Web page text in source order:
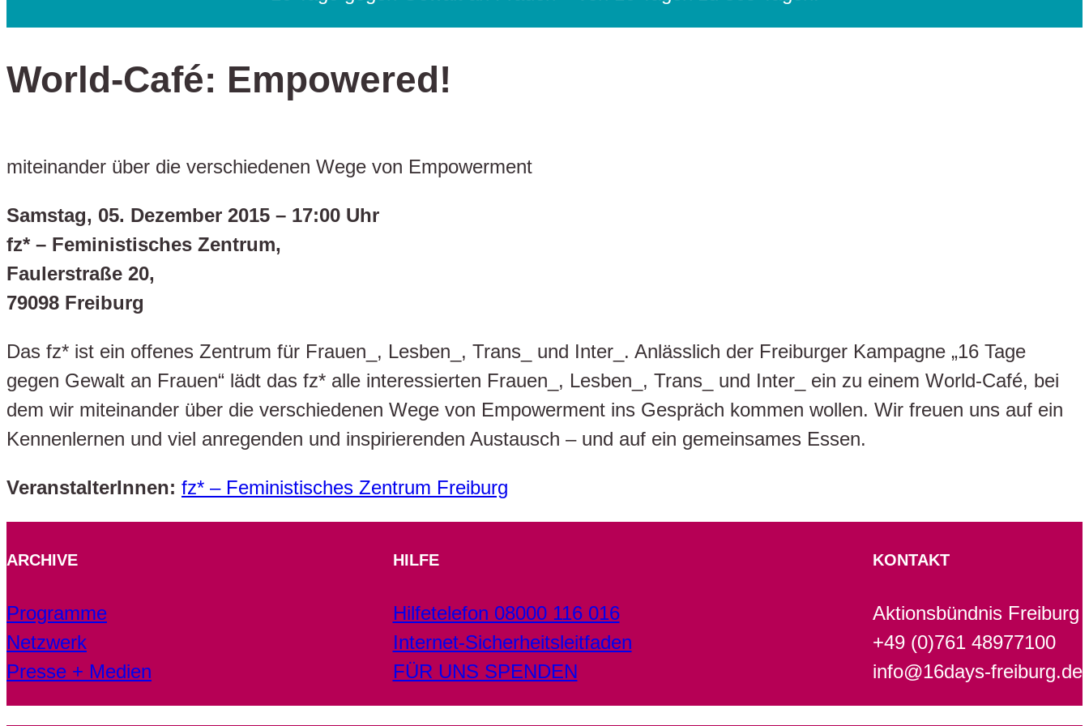
World-Café: Empowered!
miteinander über die verschiedenen Wege von Empowerment
Samstag, 05. Dezember 2015 – 17:00 Uhr
fz* – Feministisches Zentrum,
Faulerstraße 20,
79098 Freiburg
Das fz* ist ein offenes Zentrum für Frauen_, Lesben_, Trans_ und Inter_. Anlässlich der Freiburger Kampagne „16 Tage
gegen Gewalt an Frauen“ lädt das fz* alle interessierten Frauen_, Lesben_, Trans_ und Inter_ ein zu einem World-Café, bei
dem wir miteinander über die verschiedenen Wege von Empowerment ins Gespräch kommen wollen. Wir freuen uns auf ein
Kennenlernen und viel anregenden und inspirierenden Austausch – und auf ein gemeinsames Essen.
VeranstalterInnen: fz* – Feministisches Zentrum Freiburg
ARCHIVE
Programme
Netzwerk
Presse + Medien
HILFE
Hilfetelefon 08000 116 016
Internet-Sicherheitsleitfaden
FÜR UNS SPENDEN
KONTAKT
Aktionsbündnis Freiburg
+49 (0)761 48977100
info@16days-freiburg.de